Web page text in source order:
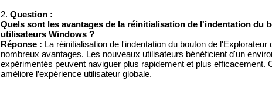
2. Question :
Quels sont les avantages de la réinitialisation de l'indentation du
utilisateurs Windows ?
Réponse : La réinitialisation de l'indentation du bouton de
nombreux avantages. Les nouveaux utilisateurs bénéficient d'un
expérimentés peuvent naviguer plus rapidement et plus efficacement.
améliore l’expérience utilisateur globale.